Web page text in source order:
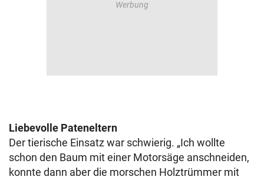
Liebevolle Pateneltern
Der tierische Einsatz war schwierig. „Ich wollte
schon den Baum mit einer Motorsäge anschneiden,
konnte dann aber die morschen Holztrümmer mit